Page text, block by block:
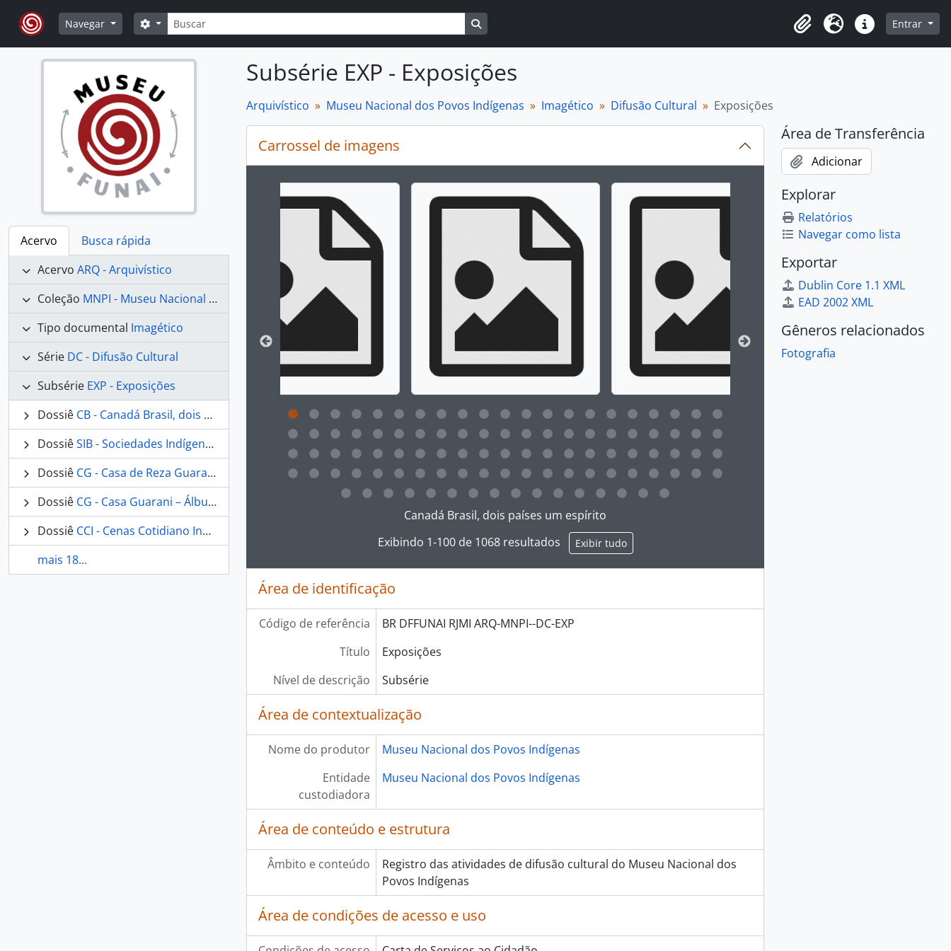
Skip to main content
Navegar
Buscar
Opções de busca
Área de Transferência
Idioma Atalhos Entrar
Acervo
Busca rápida
Acervo ARQ - Arquivístico
Coleção MNPI - Museu Nacional dos Povos Indígenas
Tipo documental Imagético
Série DC - Difusão Cultural
Subsérie EXP - Exposições
Dossiê CB - Canadá Brasil, dois países um espírito – Álbum 19
DossiêSIB - Sociedades Indígenas Brasileiras – Álbum 19
Dossiê CG - Casa de Reza Guarani – Álbum 20
Dossiê CG - Casa Guarani – Álbum 20
Dossiê CCI - Cenas Cotidiano Indígena – Álbum 21
mais 18...
Subsérie EXP - Exposições
Arquivístico Museu Nacional dos Povos Indígenas Imagético Difusão Cultural Exposições
Carrossel de imagens
Ao alterar o slide atual deste carrossel, o título da descrição exibido no carrossel seguinte será alterado. Clicando em
Ao clicar no link deste título da descrição a página de visualização da descrição deste objeto digital será aberta. O texto
Canadá Brasil, dois países um espírito
Exibindo 1-100 de 1068 resultados
Exibir tudo
Área de identificação
Código de referência
BR DFFUNAI RJMI ARQ-MNPI--DC-EXP
Título
Exposições
Nível de descrição
Subsérie
Área de contextualização
Nome do produtor
Museu Nacional dos Povos Indígenas
Entidade
custodiadora
Museu Nacional dos Povos Indígenas
Área de conteúdo e estrutura
Âmbito e conteúdo
Registro das atividades de difusão cultural do Museu Nacional dos
Povos Indígenas
Área de condições de acesso e uso
Área de Transferência
Adicionar
Explorar
Relatórios
Navegar como lista
Exportar
Dublin Core 1.1 XML
EAD 2002 XML
Gêneros relacionados
Fotografia